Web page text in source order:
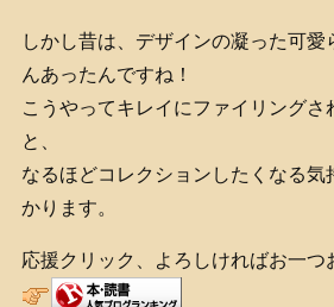
しかし昔は、デザインの凝った可愛
んあったんですね！
こうやってキレイにファイリングさ
と、
なるほどコレクションしたくなる気
かります。
応援クリック、よろしければお一つ